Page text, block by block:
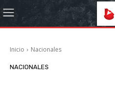
Inicio Nacionales
NACIONALES